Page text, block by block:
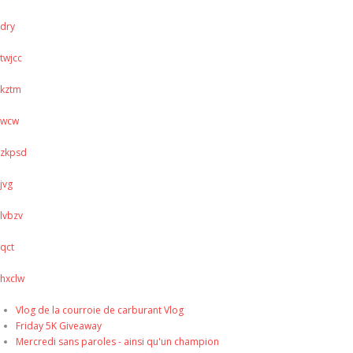
dry
twjcc
kztm
wcw
zkpsd
jvg
lvbzv
qct
hxclw
Vlog de la courroie de carburant Vlog
Friday 5K Giveaway
Mercredi sans paroles - ainsi qu'un champion